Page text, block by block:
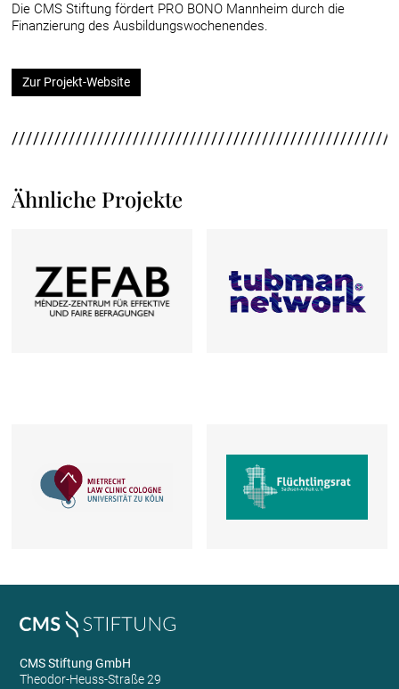
Die CMS Stiftung fördert PRO BONO Mannheim durch die
Finanzierung des Ausbildungswochenendes.
Zur Projekt-Website
Ähnliche Projekte
CMS Stiftung GmbH
Theodor-Heuss-Straße 29